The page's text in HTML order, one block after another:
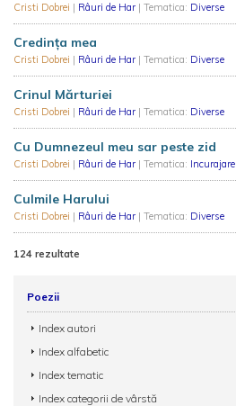
Cristi Dobrei | Râuri de Har | Tematica: Diverse
Credinţa mea
Cristi Dobrei | Râuri de Har | Tematica: Diverse
Crinul Mărturiei
Cristi Dobrei | Râuri de Har | Tematica: Diverse
Cu Dumnezeul meu sar peste zid
Cristi Dobrei | Râuri de Har | Tematica: Incurajare
Culmile Harului
Cristi Dobrei | Râuri de Har | Tematica: Diverse
124 rezultate
Poezii
Index autori
Index alfabetic
Index tematic
Index categorii de vârstă